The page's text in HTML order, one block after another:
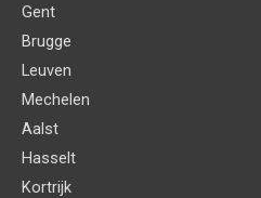
Gent
Brugge
Leuven
Mechelen
Aalst
Hasselt
Kortrijk